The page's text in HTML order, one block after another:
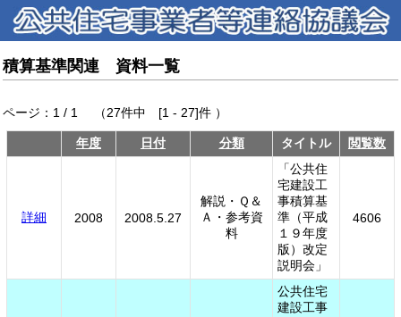
積算基準関連 資料一覧
ページ：1 / 1 （27件中 [1 - 27]件 ）
年度 日付 分類 タイトル 閲覧数
詳細 2008 2008.5.27
解説・Ｑ＆
Ａ・参考資
料
「公共住
宅建設工
事積算基
準（平成
１９年度
版）改定
説明会」
4606
公共住宅
建設工事